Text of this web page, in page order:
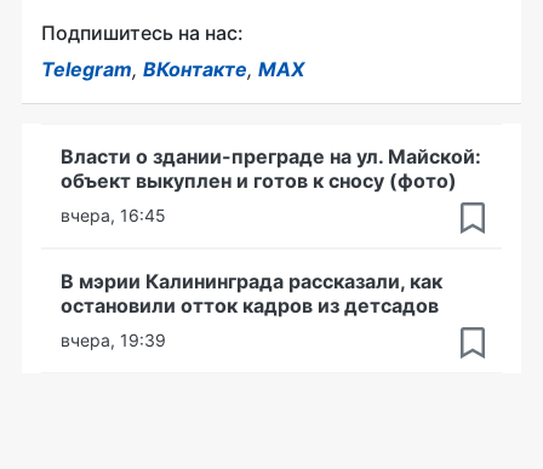
Подпишитесь на нас:
Telegram, ВКонтакте, MAX
Власти о здании-преграде на ул. Майской:
объект выкуплен и готов к сносу (фото)
вчера, 16:45
В мэрии Калининграда рассказали, как
остановили отток кадров из детсадов
вчера, 19:39